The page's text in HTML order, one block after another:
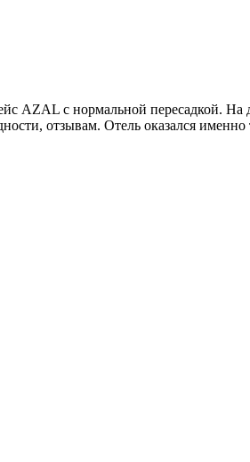
AZAL с нормальной пересадкой. На
отзывам. Отель оказался именно